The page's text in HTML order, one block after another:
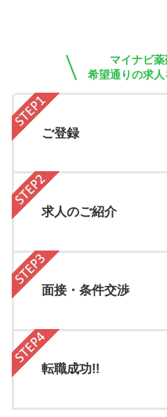
マイナビ
希望通りの求人
ご登録
求人のご紹介
面接・条件交渉
転職成功!!